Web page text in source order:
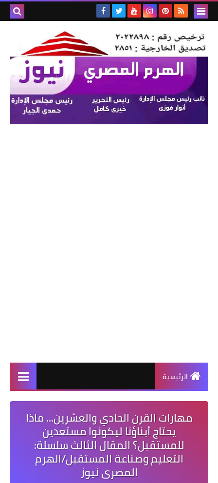
الرئيسية
مهارات القرن الحادي والعشرين... ماذا
يحتاج أبناؤنا ليكونوا مستعدين
للمستقبل؟ المقال الثالث سلسلة:
التعليم وصناعة المستقبل/الهرم
المصرى نيوز